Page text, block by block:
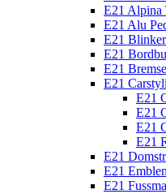
E21 Alpina
E21 Alu
E21 Blinker
E21
E21
E21
E21
E21
E21
E21
E21
E21
E21